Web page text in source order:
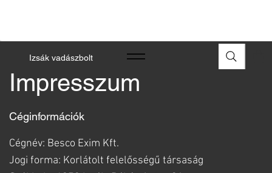
Izsák vadászbolt
Impresszum
Céginformációk
Cégnév: Besco Exim Kft.
Jogi forma: Korlátolt felelősségű társaság